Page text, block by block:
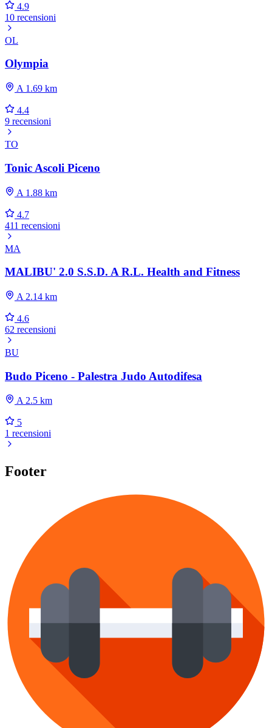
4.9
10 recensioni
OL
Olympia
A 1.69 km
4.4
9 recensioni
TO
Tonic Ascoli Piceno
A 1.88 km
4.7
411 recensioni
MA
MALIBU' 2.0 S.S.D. A R.L. Health and Fitness
A 2.14 km
4.6
62 recensioni
BU
Budo Piceno - Palestra Judo Autodifesa
A 2.5 km
5
1 recensioni
Footer